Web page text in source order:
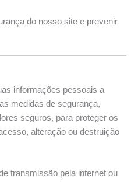
do nosso site e prevenir
informações pessoais a
medidas de segurança,
seguros, para proteger os
alteração ou destruição
transmissão pela internet ou